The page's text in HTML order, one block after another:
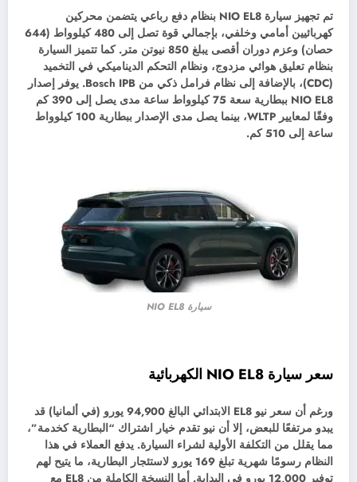
تم تجهيز سيارة NIO EL8 بنظام دفع رباعي يتضمن محركين
كهربائيين أمامي وخلفي، بإجمالي قوة تصل إلى 480 كيلوواط (644
حصان) وعزم دوران أقصى يبلغ 850 نيوتن متر. كما تتميز السيارة
بنظام تعليق هوائي مزدوج، ونظام التحكم الديناميكي في التخميد
(CDC)، بالإضافة إلى نظام فرامل ذكي من Bosch IPB. يوفر إصدار
NIO EL8 ببطارية سعة 75 كيلوواط ساعة مدى يصل إلى 390 كم
وفقًا لمعايير WLTP، بينما يصل مدى الإصدار ببطارية 100 كيلوواط
ساعة إلى 510 كم.
سيارة NIO EL8
سعر سيارة NIO EL8 الكهربائية
ورغم أن سعر نيو EL8 الابتدائي البالغ 94,900 يورو (في ألمانيا) قد
يبدو مرتفعًا للبعض، إلا أن نيو تقدم خيار اشتراك “البطارية كخدمة”،
مما يقلل من التكلفة الأولية لشراء السيارة. يدفع العملاء في هذا
النظام رسومًا شهرية تبلغ 169 يورو لاستئجار البطارية، ما يتيح لهم
توفير 12,000 يورو في البداية. أما النسخة الكاملة من EL8 مع